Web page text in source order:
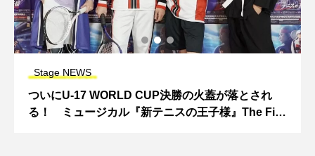
Stage NEWS
ついにU-17 WORLD CUP決勝の火蓋が落とされ
る！ ミュージカル『新テニスの王子様』The Fift